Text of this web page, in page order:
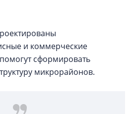
и коммерческие
сформировать
микрорайонов.